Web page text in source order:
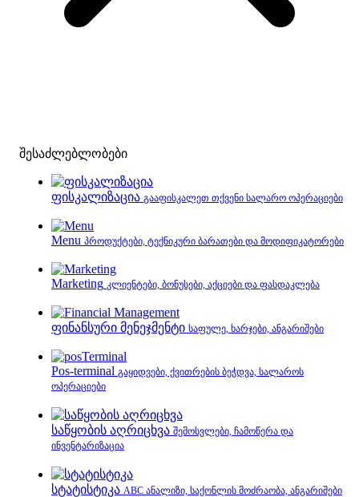
შესაძლებლობები
ფისკალიზაცია გააფისკალეთ თქვენი სალარო ოპერაციები
Menu პროდუქტები, ტექნიკური ბარათები და მოდიფიკატორები
Marketing კლიენტები, ბონუსები, აქციები და ფასდაკლება
ფინანსური მენეჯმენტი საფულე, ხარჯები, ანგარიშები
Pos-terminal გაყიდვები, ქვითრების ბეჭდვა, სალაროს
ოპერაციები
საწყობის აღრიცხვა შემოსვლები, ჩამოწერა და
ინვენტარიზაცია
სტატისტიკა ABC ანალიზი, საქონლის მოძრაობა, ანგარიშები